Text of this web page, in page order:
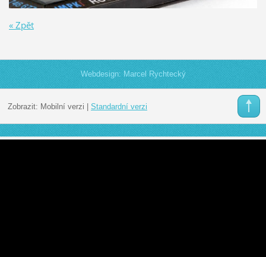
« Zpět
Webdesign: Marcel Rychtecký
Zobrazit: Mobilní verzi Standardní verzi